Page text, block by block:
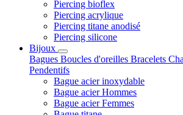
Piercing bioflex
Piercing acrylique
Piercing titane anodisé
Piercing silicone
Bijoux
Bagues Boucles d'oreilles Bracelets
Pendentifs
Bague acier inoxydable
Bague acier Hommes
Bague acier Femmes